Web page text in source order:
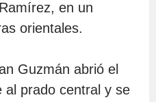
el emergente
bateó por Carlos
en un
orientales.
Guzmán abrió el
al prado central y se